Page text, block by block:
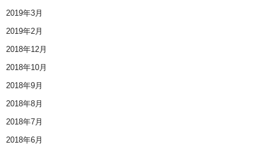
2019年3月
2019年2月
2018年12月
2018年10月
2018年9月
2018年8月
2018年7月
2018年6月